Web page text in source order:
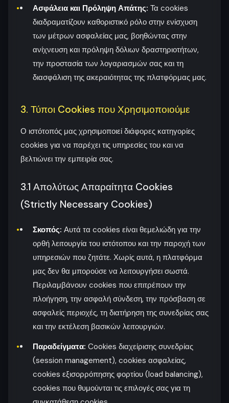
Ασφάλεια και Πρόληψη Απάτης: Τα cookies
διαδραματίζουν καθοριστικό ρόλο στην ενίσχυση
των μέτρων ασφαλείας μας, βοηθώντας στην
ανίχνευση και πρόληψη δόλιων δραστηριοτήτων,
την προστασία των λογαριασμών σας και τη
διασφάλιση της ακεραιότητας της πλατφόρμας μας.
3. Τύποι Cookies που Χρησιμοποιούμε
Ο ιστότοπός μας χρησιμοποιεί διάφορες κατηγορίες
cookies για να παρέχει τις υπηρεσίες του και να
βελτιώνει την εμπειρία σας.
3.1 Απολύτως Απαραίτητα Cookies
(Strictly Necessary Cookies)
Σκοπός: Αυτά τα cookies είναι θεμελιώδη για την
ορθή λειτουργία του ιστότοπου και την παροχή των
υπηρεσιών που ζητάτε. Χωρίς αυτά, η πλατφόρμα
μας δεν θα μπορούσε να λειτουργήσει σωστά.
Περιλαμβάνουν cookies που επιτρέπουν την
πλοήγηση, την ασφαλή σύνδεση, την πρόσβαση σε
ασφαλείς περιοχές, τη διατήρηση της συνεδρίας σας
και την εκτέλεση βασικών λειτουργιών.
Παραδείγματα: Cookies διαχείρισης συνεδρίας
(session management), cookies ασφαλείας,
cookies εξισορρόπησης φορτίου (load balancing),
cookies που θυμούνται τις επιλογές σας για τη